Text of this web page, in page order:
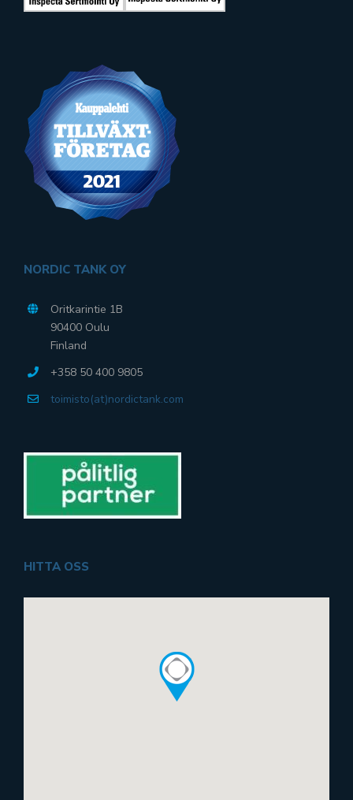
NORDIC TANK OY
Oritkarintie 1B
90400 Oulu
Finland
+358 50 400 9805
toimisto(at)nordictank.com
HITTA OSS